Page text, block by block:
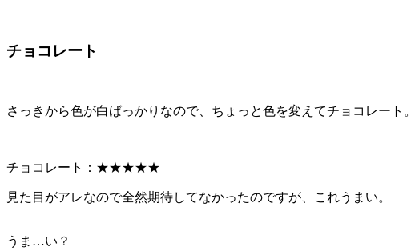
チョコレート
さっきから色が白ばっかりなので、ちょっと色を変えてチョコレート。
チョコレート：★★★★★
見た目がアレなので全然期待してなかったのですが、これうまい。
うま…い？